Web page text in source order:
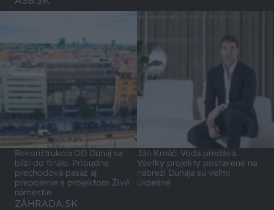
Rekonštrukcia OD Dunaj sa
blíži do finále. Pribudne
prechodová pasáž aj
prepojenie s projektom Živé
námestie
Ján Krnáč: Voda predáva.
Všetky projekty postavené na
nábreží Dunaja sú veľmi
úspešné
ZÁHRADA.SK